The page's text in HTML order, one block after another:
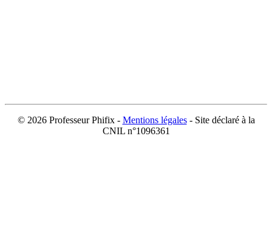
© 2026 Professeur Phifix - Mentions légales- Site déclaré à la
CNIL n°1096361